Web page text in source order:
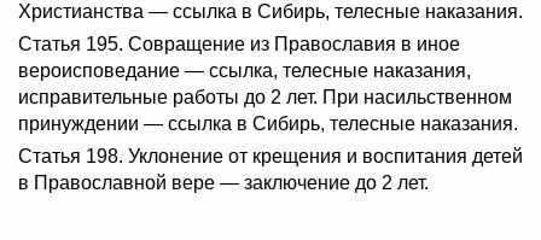
Христианства — ссылка в Сибирь, телесные наказания.
Статья 195. Совращение из Православия в иное
вероисповедание — ссылка, телесные наказания,
исправительные работы до 2 лет. При насильственном
принуждении — ссылка в Сибирь, телесные наказания.
Статья 198. Уклонение от крещения и воспитания детей
в Православной вере — заключение до 2 лет.